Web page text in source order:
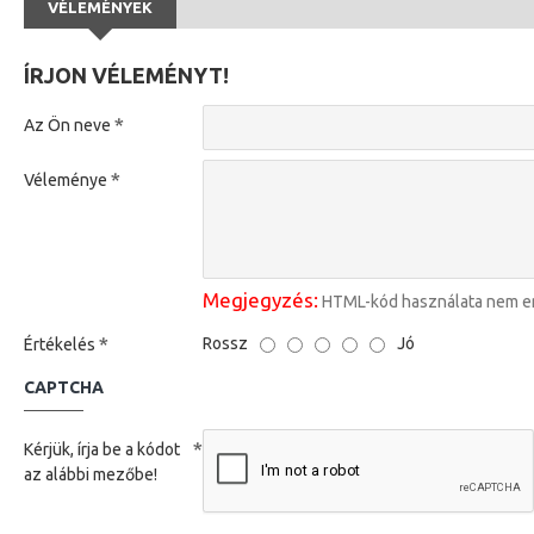
VÉLEMÉNYEK
ÍRJON VÉLEMÉNYT!
Az Ön neve
Véleménye
Megjegyzés: HTML-kód használata nem
Értékelés Rossz Jó
CAPTCHA
Kérjük, írja be a kódot
az alábbi mezőbe!